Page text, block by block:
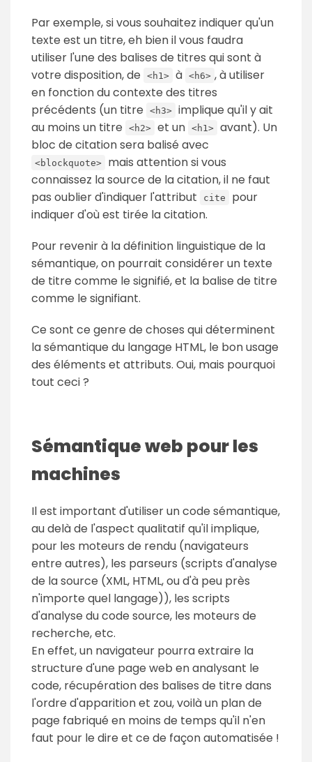
Par exemple, si vous souhaitez indiquer qu'un
texte est un titre, eh bien il vous faudra
utiliser l'une des balises de titres qui sont à
votre disposition, de
<h1> à <h6> , à utiliser
en fonction du contexte des titres
précédents (un titre
<h3> implique qu'il y ait
au moins un titre
<h2> et un <h1> avant). Un
bloc de citation sera balisé avec
<blockquote>
mais attention si vous
connaissez la source de la citation, il ne faut
pas oublier d'indiquer l'attribut
cite
pour
indiquer d'où est tirée la citation.
Pour revenir à la définition linguistique de la
sémantique, on pourrait considérer un texte
de titre comme le signifié, et la balise de titre
comme le signifiant.
Ce sont ce genre de choses qui déterminent
la sémantique du langage HTML, le bon usage
des éléments et attributs. Oui, mais pourquoi
tout ceci ?
Sémantique web pour les
machines
Il est important d'utiliser un code sémantique,
au delà de l'aspect qualitatif qu'il implique,
pour les moteurs de rendu (navigateurs
entre autres), les parseurs (scripts d'analyse
de la source (XML, HTML, ou d'à peu près
n'importe quel langage)), les scripts
d'analyse du code source, les moteurs de
recherche, etc.
En effet, un navigateur pourra extraire la
structure d'une page web en analysant le
code, récupération des balises de titre dans
l'ordre d'apparition et zou, voilà un plan de
page fabriqué en moins de temps qu'il n'en
faut pour le dire et ce de façon automatisée !